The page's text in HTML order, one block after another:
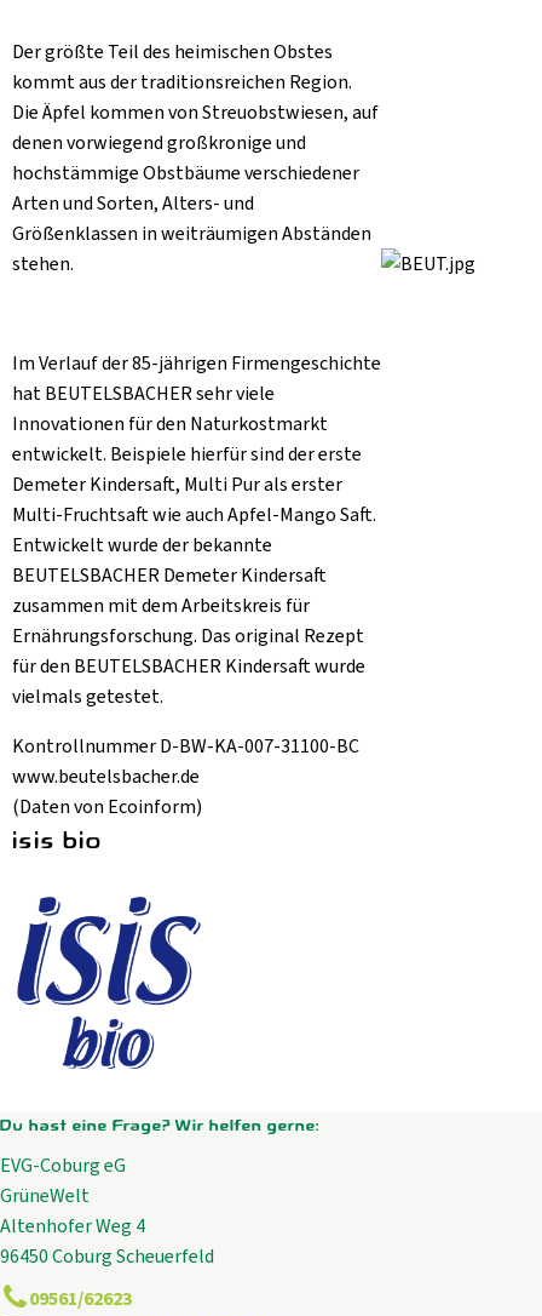
Der größte Teil des heimischen Obstes
kommt aus der traditionsreichen Region.
Die Äpfel kommen von Streuobstwiesen, auf
denen vorwiegend großkronige und
hochstämmige Obstbäume verschiedener
Arten und Sorten, Alters- und
Größenklassen in weiträumigen Abständen
stehen.
Im Verlauf der 85-jährigen Firmengeschichte
hat BEUTELSBACHER sehr viele
Innovationen für den Naturkostmarkt
entwickelt. Beispiele hierfür sind der erste
Demeter Kindersaft, Multi Pur als erster
Multi-Fruchtsaft wie auch Apfel-Mango Saft.
Entwickelt wurde der bekannte
BEUTELSBACHER Demeter Kindersaft
zusammen mit dem Arbeitskreis für
Ernährungsforschung. Das original Rezept
für den BEUTELSBACHER Kindersaft wurde
vielmals getestet.
Kontrollnummer D-BW-KA-007-31100-BC
www.beutelsbacher.de
(Daten von Ecoinform)
isis bio
Du hast eine Frage? Wir helfen gerne:
EVG-Coburg eG
GrüneWelt
Altenhofer Weg 4
96450 Coburg Scheuerfeld
09561/62623